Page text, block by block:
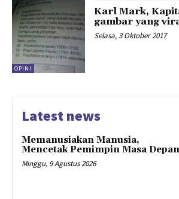
OPINI
Karl Mark,
gambar yang
Selasa, 3 Oktober 2017
Latest news
Memanusiakan Manusia,
Mencetak Pemimpin Masa Depan
Minggu, 9 Agustus 2026